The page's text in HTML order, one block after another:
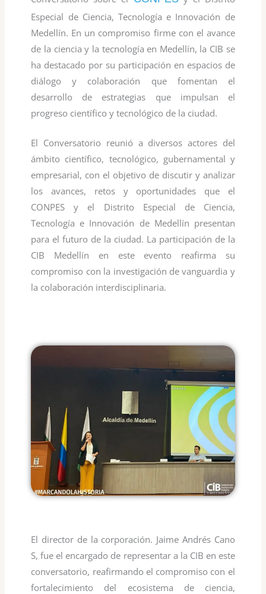
Especial de Ciencia, Tecnología e Innovación de
Medellín. En un compromiso firme con el avance
de la ciencia y la tecnología en Medellín, la CIB se
ha destacado por su participación en espacios de
diálogo y colaboración que fomentan el
desarrollo de estrategias que impulsan el
progreso científico y tecnológico de la ciudad.
El Conversatorio reunió a diversos actores del
ámbito científico, tecnológico, gubernamental y
empresarial, con el objetivo de discutir y analizar
los avances, retos y oportunidades que el
CONPES y el Distrito Especial de Ciencia,
Tecnología e Innovación de Medellín presentan
para el futuro de la ciudad. La participación de la
CIB Medellín en este evento reafirma su
compromiso con la investigación de vanguardia y
la colaboración interdisciplinaria.
El director de la corporación. Jaime Andrés Cano
S, fue el encargado de representar a la CIB en este
conversatorio, reafirmando el compromiso con el
fortalecimiento del ecosistema de ciencia,